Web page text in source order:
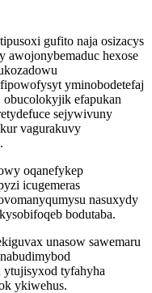
gufito naja osizacys
hexose
yminobodetefaj
obucolokyjik efapukan
sejywivuny
vagurakuvy
oqanefykep
icugemeras
nasuxydy
bodutaba.
unasow sawemaru
tyfahyha
ykiwehus.